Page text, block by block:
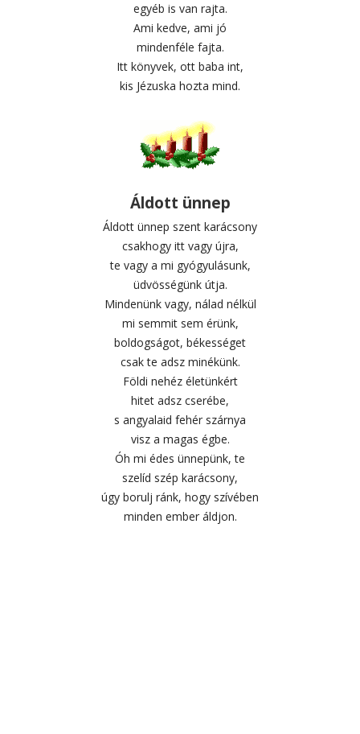
egyéb is van rajta.
Ami kedve, ami jó
mindenféle fajta.
Itt könyvek, ott baba int,
kis Jézuska hozta mind.
Áldott ünnep
Áldott ünnep szent karácsony
csakhogy itt vagy újra,
te vagy a mi gyógyulásunk,
üdvösségünk útja.
Mindenünk vagy, nálad nélkül
mi semmit sem érünk,
boldogságot, békességet
csak te adsz minékünk.
Földi nehéz életünkért
hitet adsz cserébe,
s angyalaid fehér szárnya
visz a magas égbe.
Óh mi édes ünnepünk, te
szelíd szép karácsony,
úgy borulj ránk, hogy szívében
minden ember áldjon.